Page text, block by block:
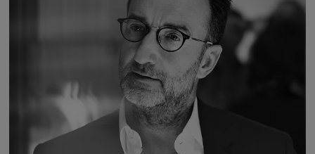
加入我们